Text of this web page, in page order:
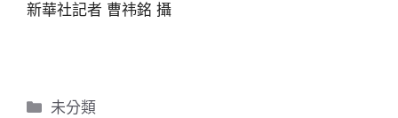
新華社記者 曹祎銘 攝
分
未分類